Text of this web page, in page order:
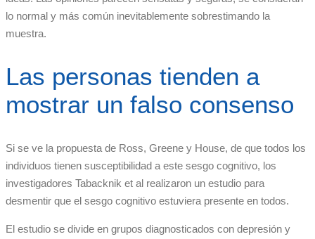
lo normal y más común inevitablemente sobrestimando la
muestra.
Las personas tienden a
mostrar un falso consenso
Si se ve la propuesta de Ross, Greene y House, de que todos los
individuos tienen susceptibilidad a este sesgo cognitivo, los
investigadores Tabacknik et al realizaron un estudio para
desmentir que el sesgo cognitivo estuviera presente en todos.
El estudio se divide en grupos diagnosticados con depresión y